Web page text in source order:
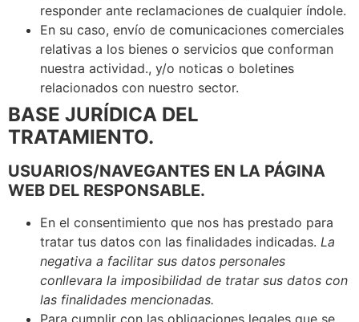
responder ante reclamaciones de cualquier índole.
En su caso, envío de comunicaciones comerciales
relativas a los bienes o servicios que conforman
nuestra actividad., y/o noticas o boletines
relacionados con nuestro sector.
BASE JURÍDICA DEL
TRATAMIENTO.
USUARIOS/NAVEGANTES EN LA PÁGINA
WEB DEL RESPONSABLE.
En el consentimiento que nos has prestado para
tratar tus datos con las finalidades indicadas. La
negativa a facilitar sus datos personales
conllevara la imposibilidad de tratar sus datos con
las finalidades mencionadas.
Para cumplir con las obligaciones legales que se